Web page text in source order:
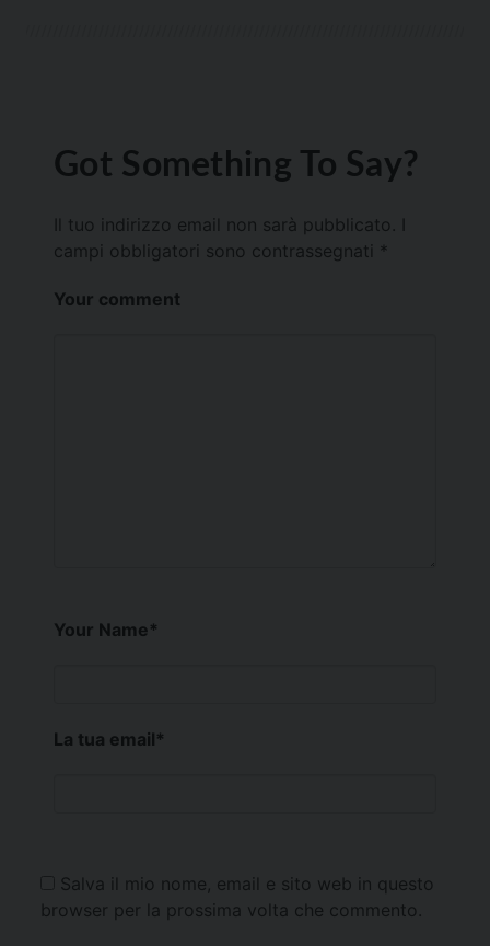
Got Something To Say?
Il tuo indirizzo email non sarà pubblicato.
campi obbligatori sono contrassegnati *
Your comment
Your Name*
La tua email*
Salva il mio nome, email e sito web in questo
browser per la prossima volta che commento.